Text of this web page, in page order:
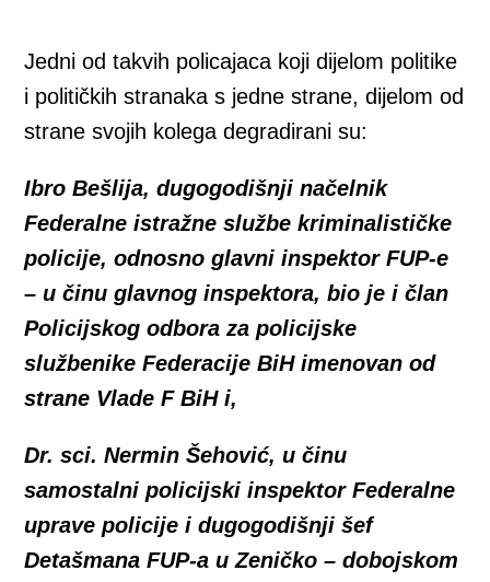
Jedni od takvih policajaca koji dijelom politike
i političkih stranaka s jedne strane, dijelom od
strane svojih kolega degradirani su:
Ibro Bešlija, dugogodišnji načelnik
Federalne istražne službe kriminalističke
policije, odnosno glavni inspektor FUP-e
– u činu glavnog inspektora, bio je i član
Policijskog odbora za policijske
službenike Federacije BiH imenovan od
strane Vlade F BiH i,
Dr. sci. Nermin Šehović, u činu
samostalni policijski inspektor Federalne
uprave policije i dugogodišnji šef
Detašmana FUP-a u Zeničko – dobojskom